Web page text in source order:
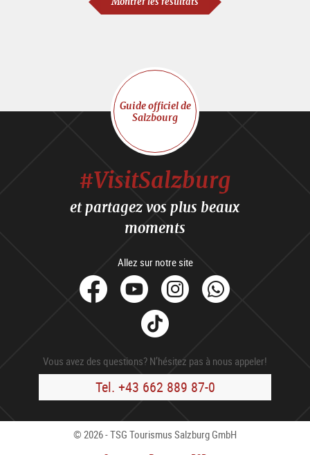
Guide officiel de
Salzbourg
#VisitSalzburg
et partagez vos plus beaux
moments
Allez sur notre site
facebook
YoutubeInstagram
Tik
Tok
Vous avez des questions? N’hésitez pas à nous appeler!
Tel. +43 662 889 87-0
© 2026 - TSG Tourismus Salzburg GmbH